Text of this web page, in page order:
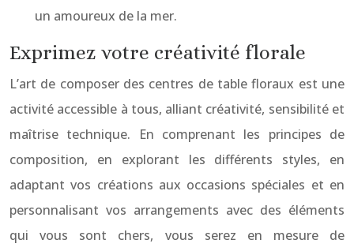
un amoureux de la mer.
Exprimez votre créativité florale
L’art de composer des centres de table floraux est une
activité accessible à tous, alliant créativité, sensibilité et
maîtrise technique. En comprenant les principes de
composition, en explorant les différents styles, en
adaptant vos créations aux occasions spéciales et en
personnalisant vos arrangements avec des éléments
qui vous sont chers, vous serez en mesure de